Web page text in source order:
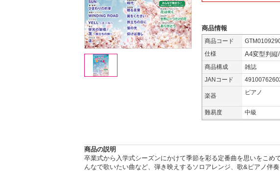
商品情報
商品コード
仕様
A4変型判縦
商品構成
雑誌
JANコード
楽器 ピアノ
難易度
中級
商品の説明
卒業式から入学式シーズンにかけて季節を彩る定番曲を思いをこ
んなで歌いたい曲など、弾き映えするソロアレンジ、歌&ピアノ伴